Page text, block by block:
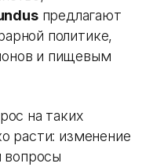
предлагают
политике,
и пищевым
на таких
расти: изменение
вопросы